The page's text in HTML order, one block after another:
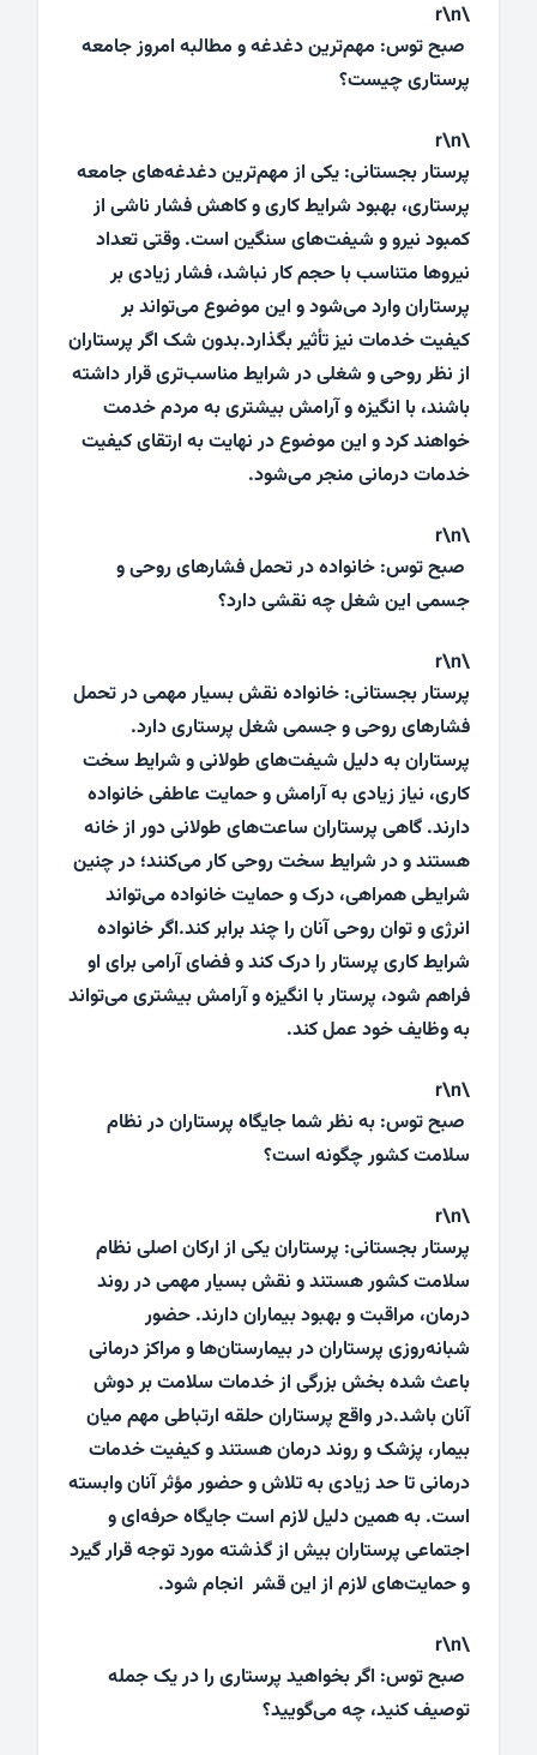
\r\n
صبح توس: مهم‌ترین دغدغه و مطالبه امروز جامعه
پرستاری چیست؟
\r\n
پرستار بجستانی: یکی از مهم‌ترین دغدغه‌های جامعه
پرستاری، بهبود شرایط کاری و کاهش فشار ناشی از
کمبود نیرو و شیفت‌های سنگین است. وقتی تعداد
نیروها متناسب با حجم کار نباشد، فشار زیادی بر
پرستاران وارد می‌شود و این موضوع می‌تواند بر
کیفیت خدمات نیز تأثیر بگذارد.بدون شک اگر پرستاران
از نظر روحی و شغلی در شرایط مناسب‌تری قرار داشته
باشند، با انگیزه و آرامش بیشتری به مردم خدمت
خواهند کرد و این موضوع در نهایت به ارتقای کیفیت
خدمات درمانی منجر می‌شود.
\r\n
صبح توس: خانواده در تحمل فشارهای روحی و
جسمی این شغل چه نقشی دارد؟
\r\n
پرستار بجستانی: خانواده نقش بسیار مهمی در تحمل
فشارهای روحی و جسمی شغل پرستاری دارد.
پرستاران به دلیل شیفت‌های طولانی و شرایط سخت
کاری، نیاز زیادی به آرامش و حمایت عاطفی خانواده
دارند. گاهی پرستاران ساعت‌های طولانی دور از خانه
هستند و در شرایط سخت روحی کار می‌کنند؛ در چنین
شرایطی همراهی، درک و حمایت خانواده می‌تواند
انرژی و توان روحی آنان را چند برابر کند.اگر خانواده
شرایط کاری پرستار را درک کند و فضای آرامی برای او
فراهم شود، پرستار با انگیزه و آرامش بیشتری می‌تواند
به وظایف خود عمل کند.
\r\n
صبح توس: به نظر شما جایگاه پرستاران در نظام
سلامت کشور چگونه است؟
\r\n
پرستار بجستانی: پرستاران یکی از ارکان اصلی نظام
سلامت کشور هستند و نقش بسیار مهمی در روند
درمان، مراقبت و بهبود بیماران دارند. حضور
شبانه‌روزی پرستاران در بیمارستان‌ها و مراکز درمانی
باعث شده بخش بزرگی از خدمات سلامت بر دوش
آنان باشد.در واقع پرستاران حلقه ارتباطی مهم میان
بیمار، پزشک و روند درمان هستند و کیفیت خدمات
درمانی تا حد زیادی به تلاش و حضور مؤثر آنان وابسته
است. به همین دلیل لازم است جایگاه حرفه‌ای و
اجتماعی پرستاران بیش از گذشته مورد توجه قرار گیرد
و حمایت‌های لازم از این قشر انجام شود.
\r\n
صبح توس: اگر بخواهید پرستاری را در یک جمله
توصیف کنید، چه می‌گویید؟